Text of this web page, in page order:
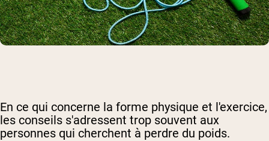
En ce qui concerne la forme physique et l'exercice,
les conseils s'adressent trop souvent aux
personnes qui cherchent à perdre du poids.